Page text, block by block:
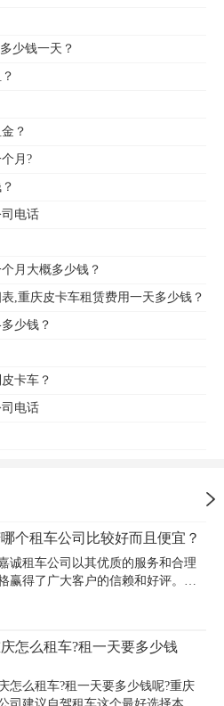
少钱一天？
？
月?
电话
月大概多少钱？
,重庆皮卡车租赁费用一天多少钱？
少钱？
卡车？
电话
个租车公司比较好而且便宜？
诚租车公司以其优质的服务和合理
赢得了广大客户的信赖和好评。该
提供的价格非常实惠。比如，经济
的日租金在 100 元左右，商务车的
在 200 元左右，越野车的日租金在
怎么租车?租一天要多少钱
怎么租车?租一天要多少钱呢?重庆